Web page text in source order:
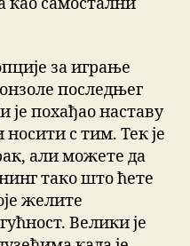
за играње
последњег
је похађао наставу
с тим. Тек је
али можете да
тако што ћете
желите
Велики је